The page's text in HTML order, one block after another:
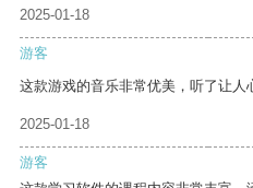
2025-01-18
游客
这款游戏的音乐非常优美，听了让人
2025-01-18
游客